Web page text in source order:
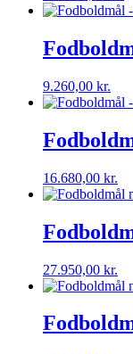
9.260,00 kr.
16.680,00 kr.
27.950,00 kr.